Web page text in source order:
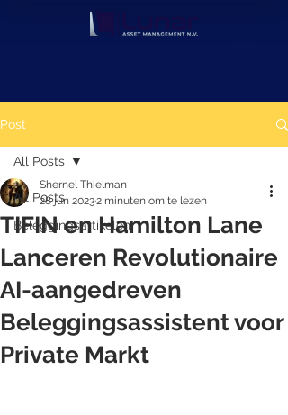
Post
All Posts
Beleggingsartikelen
All Posts
TIFIN en Hamilton Lane
Lanceren Revolutionaire
AI-aangedreven
Beleggingsassistent voor
Private Markt
Shernel Thielman
28 jun 20232 minuten om te lezen